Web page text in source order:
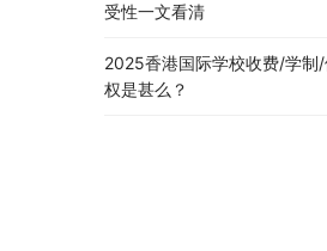
受性一文看清
2025香港国际学校收费/学制
权是甚么？